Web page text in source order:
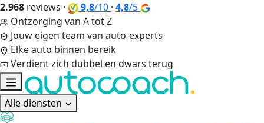
2.968 reviews · 9,8/10 · 4,8/5
Ontzorging van A tot Z
Jouw eigen team van auto-experts
Elke auto binnen bereik
Verdient zich dubbel en dwars terug
Alle diensten